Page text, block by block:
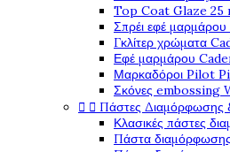
Top Coat Glaze 25
Σπρέι εφέ
Γκλίτερ χρώματα
Εφέ μαρμάρου
Μαρκαδόροι Pilot
Σκόνες embossing
  Πάστες
Κλασικές πάστες
Πάστα